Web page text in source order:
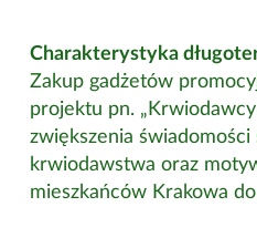
Charakterystyka
Zakup gadżetów
projektu pn.
zwiększenia świadomości
krwiodawstwa oraz
mieszkańców Krakowa